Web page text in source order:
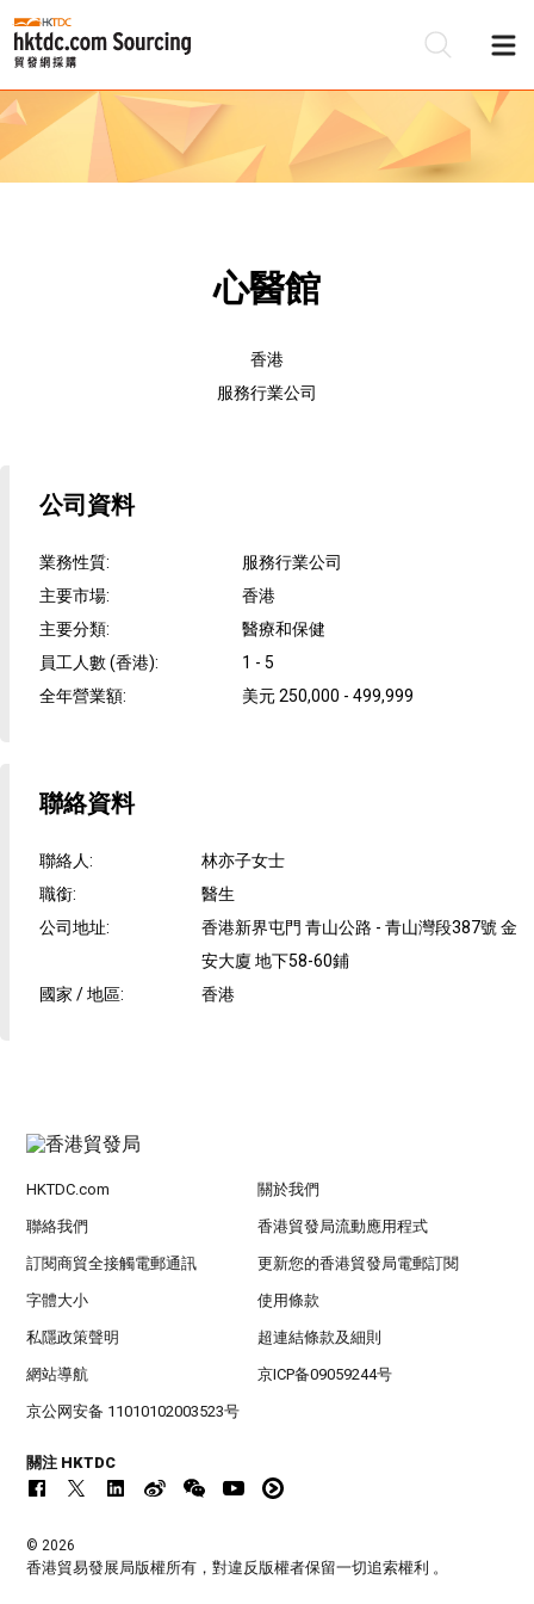
心醫館
香港
服務行業公司
公司資料
業務性質:
服務行業公司
主要市場:
香港
主要分類:
醫療和保健
員工人數 (香港):
1 - 5
全年營業額: 美元 250,000 - 499,999
聯絡資料
聯絡人:
林亦子女士
職銜:
醫生
公司地址:
香港新界屯門 青山公路 - 青山灣段387號 金
安大廈 地下58-60鋪
國家 / 地區: 香港
HKTDC.com 關於我們
聯絡我們 香港貿發局流動應用程式
訂閱商貿全接觸電郵通訊 更新您的香港貿發局電郵訂閱
字體大小 使用條款
私隱政策聲明 超連結條款及細則
網站導航 京ICP备09059244号
京公网安备 11010102003523号
關注 HKTDC
© 2026
香港貿易發展局版權所有，對違反版權者保留一切追索權利 。